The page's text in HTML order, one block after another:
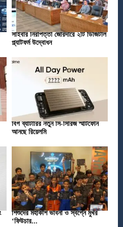
সাইবার নিরাপত্তা জোরদারে ২টি ডিজিটাল
প্ল্যাটফর্ম উদ্বোধন
বিগ ব্যাটারির নতুন সি-সিরিজ স্মার্টফোন
আনছে রিয়েলমি
শিশুদের মহাকাশ ভাবনা ও স্বপ্নে মুখর
‘ফিউচার...